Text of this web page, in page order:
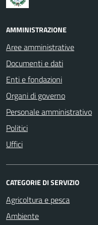
AMMINISTRAZIONE
Aree amministrative
Documenti e dati
Enti e fondazioni
Organi di governo
Personale amministrativo
Politici
Uffici
CATEGORIE DI SERVIZIO
Agricoltura e pesca
Ambiente